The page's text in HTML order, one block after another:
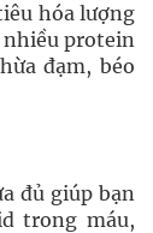
hóa lượng
nhiều protein
đạm, béo
đủ giúp bạn
trong máu,